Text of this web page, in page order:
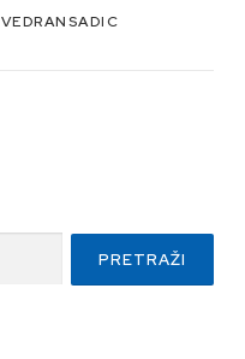
VEDRANSADIC